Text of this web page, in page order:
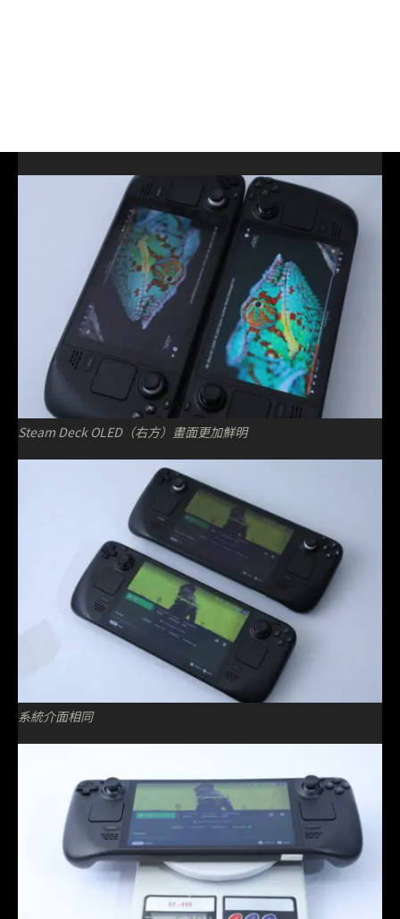
Steam Deck OLED（右方）畫面更加鮮明
系統介面相同